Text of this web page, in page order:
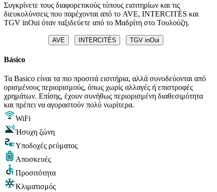
Συγκρίνετε τους διαφορετικούς τύπους εισιτηρίων και τις
διευκολύνσεις που παρέχονται από το AVE, INTERCITÉS και
TGV inOui όταν ταξιδεύετε από το Μαδρίτη στο Τουλούζη.
AVE INTERCITÉS TGV inOui
Básico
Τα Basico είναι τα πιο προσιτά εισιτήρια, αλλά συνοδεύονται από
ορισμένους περιορισμούς, όπως χωρίς αλλαγές ή επιστροφές
χρημάτων. Επίσης, έχουν συνήθως περιορισμένη διαθεσιμότητα
και πρέπει να αγοραστούν πολύ νωρίτερα.
WiFi
Ήσυχη ζώνη
Υποδοχές ρεύματος
Αποσκευές
Προσιτότητα
Κλιματισμός